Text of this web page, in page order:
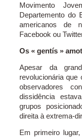
Movimento
Departemento do
americanos de
Facebook ou
Os « gentís »
Apesar da
revolucionária
observadores
dissidência
grupos
direita à extrema-
Em primeiro